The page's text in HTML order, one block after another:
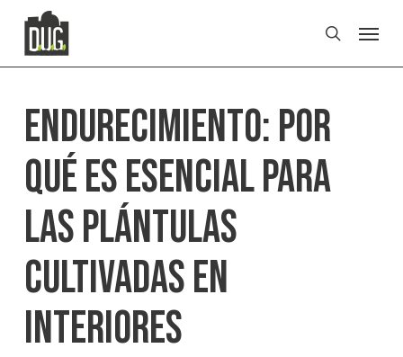
main
search
Endurecimiento: Por
qué es esencial para
las plántulas
cultivadas en
interiores